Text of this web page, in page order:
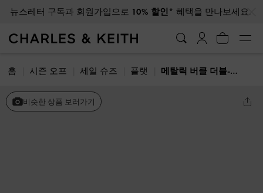
뉴스레터 구독과 회원가입으로 10% 할인* 혜택을 만나보세요.
홈 시즌 오프 세일 슈즈 플랫 메탈릭 버클 더블-스트랩 슬링백 샌들
비슷한 상품 보러가기